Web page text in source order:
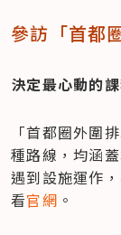
參訪「首都
決定最心動的
「首都圈外圍
種路線，均涵
遇到設施運作
看官網 。